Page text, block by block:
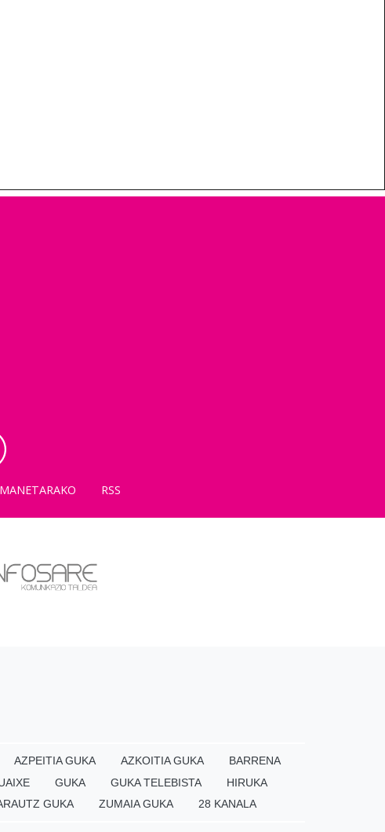
RSS
AZPEITIA GUKA AZKOITIA GUKA
BARRENA
GUKA GUKA TELEBISTA
HIRUKA
GUKA ZUMAIA GUKA 28 KANALA